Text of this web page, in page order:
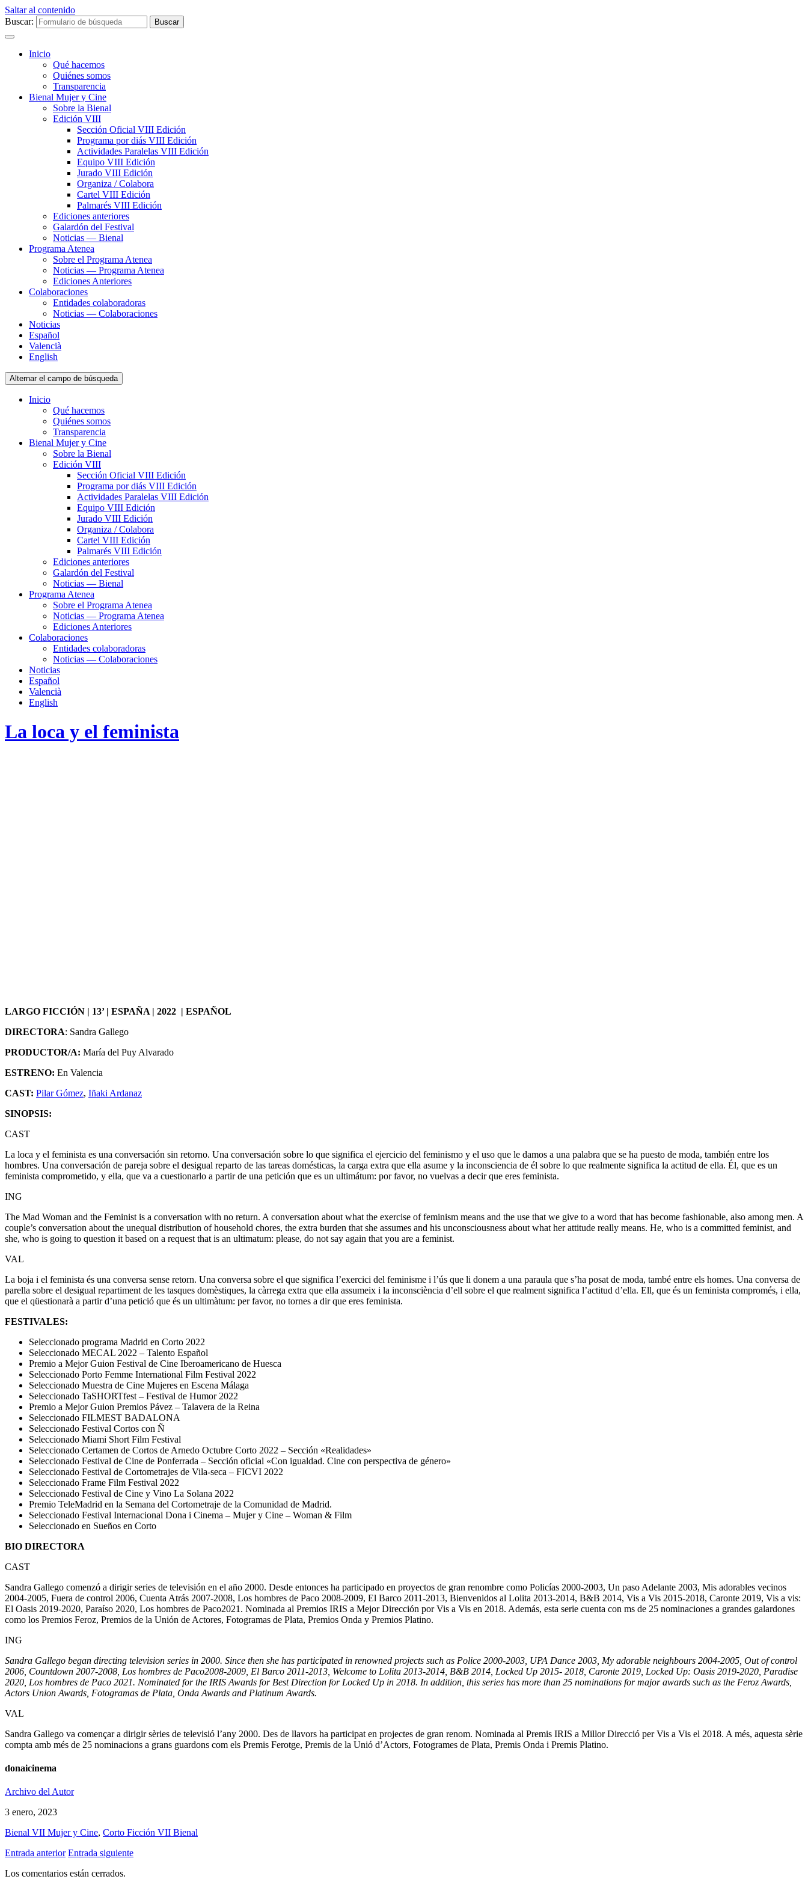
Saltar al contenido
Buscar:
Inicio
Qué hacemos
Quiénes somos
Transparencia
Bienal Mujer y Cine
Sobre la Bienal
Edición VIII
Sección Oficial VIII Edición
Programa por diás VIII Edición
Actividades Paralelas VIII Edición
Equipo VIII Edición
Jurado VIII Edición
Organiza / Colabora
Cartel VIII Edición
Palmarés VIII Edición
Ediciones anteriores
Galardón del Festival
Noticias — Bienal
Programa Atenea
Sobre el Programa Atenea
Noticias — Programa Atenea
Ediciones Anteriores
Colaboraciones
Entidades colaboradoras
Noticias — Colaboraciones
Noticias
Español
Valencià
English
Alternar el campo de búsqueda
Inicio
Qué hacemos
Quiénes somos
Transparencia
Bienal Mujer y Cine
Sobre la Bienal
Edición VIII
Sección Oficial VIII Edición
Programa por diás VIII Edición
Actividades Paralelas VIII Edición
Equipo VIII Edición
Jurado VIII Edición
Organiza / Colabora
Cartel VIII Edición
Palmarés VIII Edición
Ediciones anteriores
Galardón del Festival
Noticias — Bienal
Programa Atenea
Sobre el Programa Atenea
Noticias — Programa Atenea
Ediciones Anteriores
Colaboraciones
Entidades colaboradoras
Noticias — Colaboraciones
Noticias
Español
Valencià
English
La loca y el feminista
LARGO FICCIÓN | 13’ | ESPAÑA | 2022 | ESPAÑOL
DIRECTORA: Sandra Gallego
PRODUCTOR/A: María del Puy Alvarado
ESTRENO: En Valencia
CAST: ​​ Pilar Gómez, Iñaki Ardanaz
SINOPSIS:
CAST
La loca y el feminista es una conversación sin retorno. Una conversación sobre lo que significa el ejercicio del feminismo y el uso que le damos a una palabra que se ha puesto de moda, también entre los
hombres. Una conversación de pareja sobre el desigual reparto de las tareas domésticas, la carga extra que ella asume y la inconsciencia de él sobre lo que realmente significa la actitud de ella. Él, que es un
feminista comprometido, y ella, que va a cuestionarlo a partir de una petición que es un ultimátum: por favor, no vuelvas a decir que eres feminista.
ING
The Mad Woman and the Feminist is a conversation with no return. A conversation about what the exercise of feminism means and the use that we give to a word that has become fashionable, also among men. A
couple’s conversation about the unequal distribution of household chores, the extra burden that she assumes and his unconsciousness about what her attitude really means. He, who is a committed feminist, and
she, who is going to question it based on a request that is an ultimatum: please, do not say again that you are a feminist.
VAL
La boja i el feminista és una conversa sense retorn. Una conversa sobre el que significa l’exercici del feminisme i l’ús que li donem a una paraula que s’ha posat de moda, també entre els homes. Una conversa de
parella sobre el desigual repartiment de les tasques domèstiques, la càrrega extra que ella assumeix i la inconsciència d’ell sobre el que realment significa l’actitud d’ella. Ell, que és un feminista compromés, i ella,
que el qüestionarà a partir d’una petició que és un ultimàtum: per favor, no tornes a dir que eres feminista.
FESTIVALES:
Seleccionado programa Madrid en Corto 2022
Seleccionado MECAL 2022 – Talento Español
Premio a Mejor Guion Festival de Cine Iberoamericano de Huesca
Seleccionado Porto Femme International Film Festival 2022
Seleccionado Muestra de Cine Mujeres en Escena Málaga
Seleccionado TaSHORTfest – Festival de Humor 2022
Premio a Mejor Guion Premios Pávez – Talavera de la Reina
Seleccionado FILMEST BADALONA
Seleccionado Festival Cortos con Ñ
Seleccionado Miami Short Film Festival
Seleccionado Certamen de Cortos de Arnedo Octubre Corto 2022 – Sección «Realidades»
Seleccionado Festival de Cine de Ponferrada – Sección oficial «Con igualdad. Cine con perspectiva de género»
Seleccionado Festival de Cortometrajes de Vila-seca – FICVI 2022
Seleccionado Frame Film Festival 2022
Seleccionado Festival de Cine y Vino La Solana 2022
Premio TeleMadrid en la Semana del Cortometraje de la Comunidad de Madrid.
Seleccionado Festival Internacional Dona i Cinema – Mujer y Cine – Woman & Film
Seleccionado en Sueños en Corto
BIO DIRECTORA
CAST
Sandra Gallego comenzó a dirigir series de televisión en el año 2000. Desde entonces ha participado en proyectos de gran renombre como Policías 2000-2003, Un paso Adelante 2003, Mis adorables vecinos
2004-2005, Fuera de control 2006, Cuenta Atrás 2007-2008, Los hombres de Paco 2008-2009, El Barco 2011-2013, Bienvenidos al Lolita 2013-2014, B&B 2014, Vis a Vis 2015-2018, Caronte 2019, Vis a vis:
El Oasis 2019-2020, Paraíso 2020, Los hombres de Paco2021. Nominada al Premios IRIS a Mejor Dirección por Vis a Vis en 2018. Además, esta serie cuenta con ms de 25 nominaciones a grandes galardones
como los Premios Feroz, Premios de la Unión de Actores, Fotogramas de Plata, Premios Onda y Premios Platino.
ING
Sandra Gallego began directing television series in 2000. Since then she has participated in renowned projects such as Police 2000-2003, UPA Dance 2003, My adorable neighbours 2004-2005, Out of control
2006, Countdown 2007-2008, Los hombres de Paco2008-2009, El Barco 2011-2013, Welcome to Lolita 2013-2014, B&B 2014, Locked Up 2015- 2018, Caronte 2019, Locked Up: Oasis 2019-2020, Paradise
2020, Los hombres de Paco 2021. Nominated for the IRIS Awards for Best Direction for Locked Up in 2018. In addition, this series has more than 25 nominations for major awards such as the Feroz Awards,
Actors Union Awards, Fotogramas de Plata, Onda Awards and Platinum Awards.
VAL
Sandra Gallego va començar a dirigir sèries de televisió l’any 2000. Des de llavors ha participat en projectes de gran renom. Nominada al Premis IRIS a Millor Direcció per Vis a Vis el 2018. A més, aquesta sèrie
compta amb més de 25 nominacions a grans guardons com els Premis Ferotge, Premis de la Unió d’Actors, Fotogrames de Plata, Premis Onda i Premis Platino.
donaicinema
Archivo del Autor
3 enero, 2023
Bienal VII Mujer y Cine, Corto Ficción VII Bienal
Entrada anterior Entrada siguiente
Los comentarios están cerrados.